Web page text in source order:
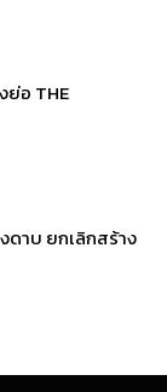
ย่อ THE
ดาบ ยกเลิกสร้าง